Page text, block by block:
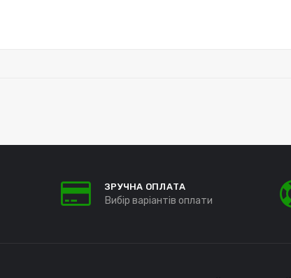
ЗРУЧНА ОПЛАТА
Вибір варіантів оплати